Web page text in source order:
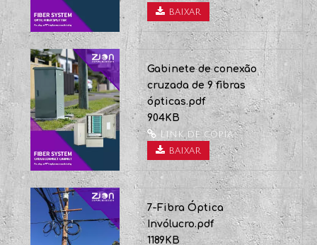
baixar
5-Divisor Óptico.pdf
874KB
Link de cópia
baixar
Gabinete de conexão
cruzada de 9 fibras
ópticas.pdf